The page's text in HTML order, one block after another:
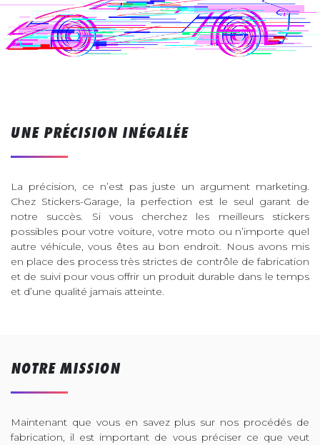
UNE PRÉCISION INÉGALÉE
La précision, ce n’est pas juste un argument marketing.
Chez Stickers-Garage, la perfection est le seul garant de
notre succès. Si vous cherchez les meilleurs stickers
possibles pour votre voiture, votre moto ou n’importe quel
autre véhicule, vous êtes au bon endroit. Nous avons mis
en place des process très strictes de contrôle de fabrication
et de suivi pour vous offrir un produit durable dans le temps
et d’une qualité jamais atteinte.
NOTRE MISSION
Maintenant que vous en savez plus sur nos procédés de
fabrication, il est important de vous préciser ce que veut